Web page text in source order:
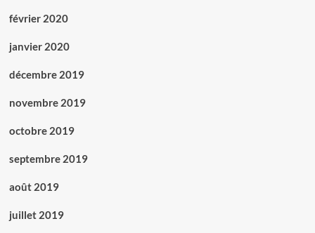
février 2020
janvier 2020
décembre 2019
novembre 2019
octobre 2019
septembre 2019
août 2019
juillet 2019